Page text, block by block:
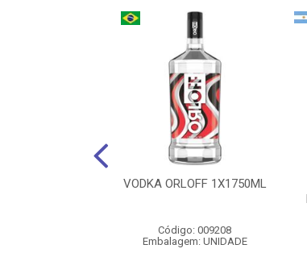
VODKA ORLOFF 1X1750ML
Código: 009208
Embalagem: UNIDADE